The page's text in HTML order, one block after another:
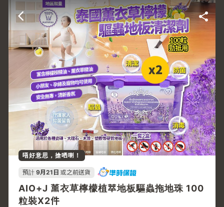
唔好意思，搶哂喇！
預計 9月21日 或之前送貨
AIO+J 薰衣草檸檬植萃地板驅蟲拖地珠 100
粒裝X2件